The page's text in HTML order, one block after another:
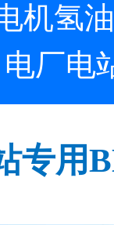
机氢
电厂电
专用